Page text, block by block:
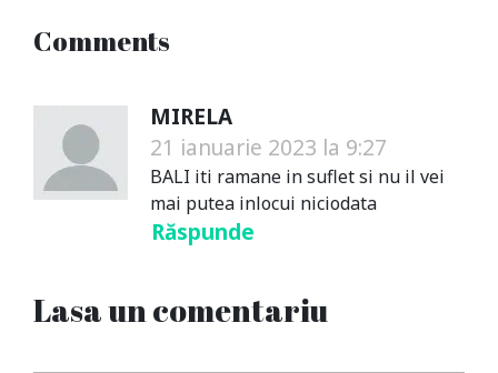
Comments
MIRELA
21 ianuarie 2023 la 9:27
BALI iti ramane in suflet si nu il vei
mai putea inlocui niciodata
Răspunde
Lasa un comentariu